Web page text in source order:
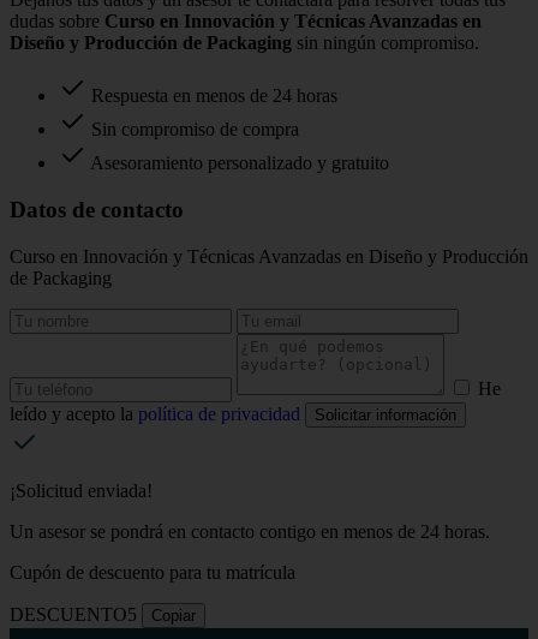
dudas sobre Curso en Innovación y Técnicas Avanzadas en
Diseño y Producción de Packaging sin ningún compromiso.
Respuesta en menos de 24 horas
Sin compromiso de compra
Asesoramiento personalizado y gratuito
Datos de contacto
Curso en Innovación y Técnicas Avanzadas en Diseño y Producción
de Packaging
He
leído y acepto la política de privacidad Solicitar información
¡Solicitud enviada!
Un asesor se pondrá en contacto contigo en menos de 24 horas.
Cupón de descuento para tu matrícula
DESCUENTO5 Copiar